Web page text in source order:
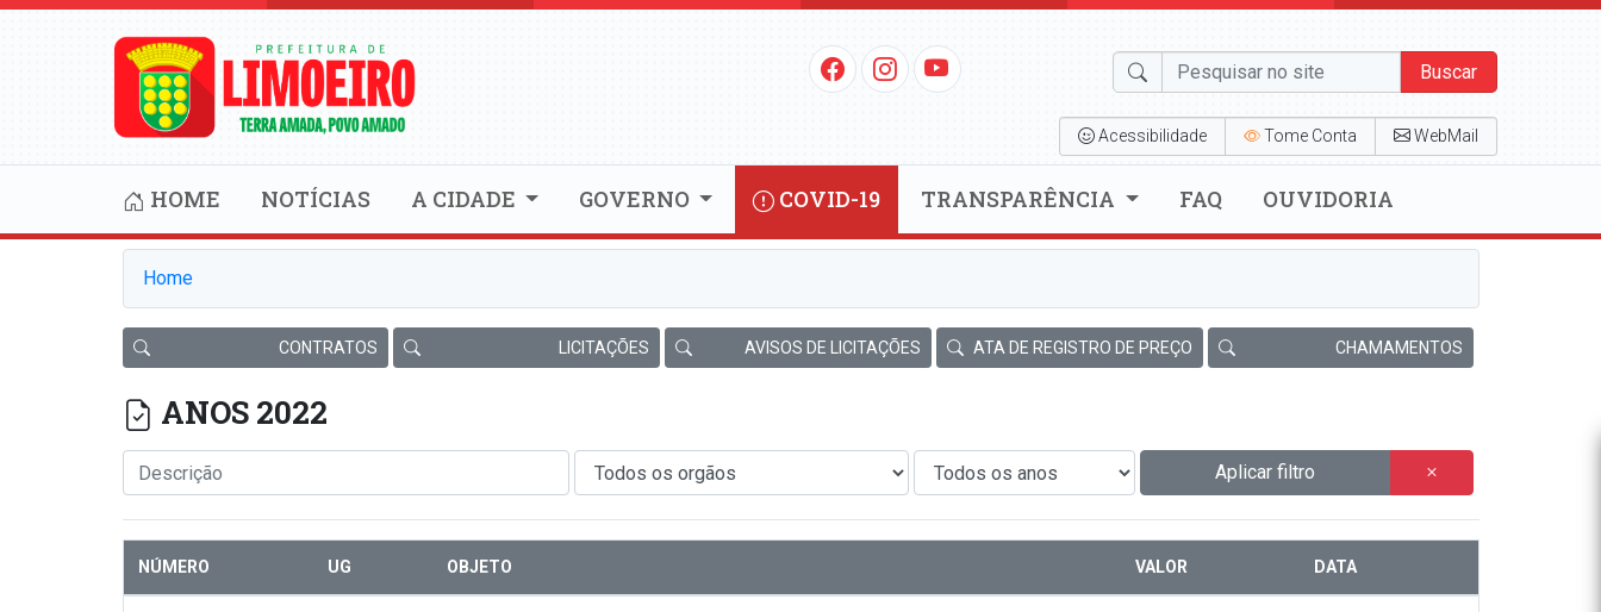
Buscar
Acessibilidade Tome Conta WebMail
HOME NOTÍCIAS A CIDADE GOVERNO COVID-19 TRANSPARÊNCIA FAQ OUVIDORIA
Home
CONTRATOS LICITAÇÕES AVISOS DE LICITAÇÕES ATA DE REGISTRO DE PREÇO CHAMAMENTOS
ANOS 2022
Aplicar filtro
NÚMERO UG OBJETO VALOR DATA